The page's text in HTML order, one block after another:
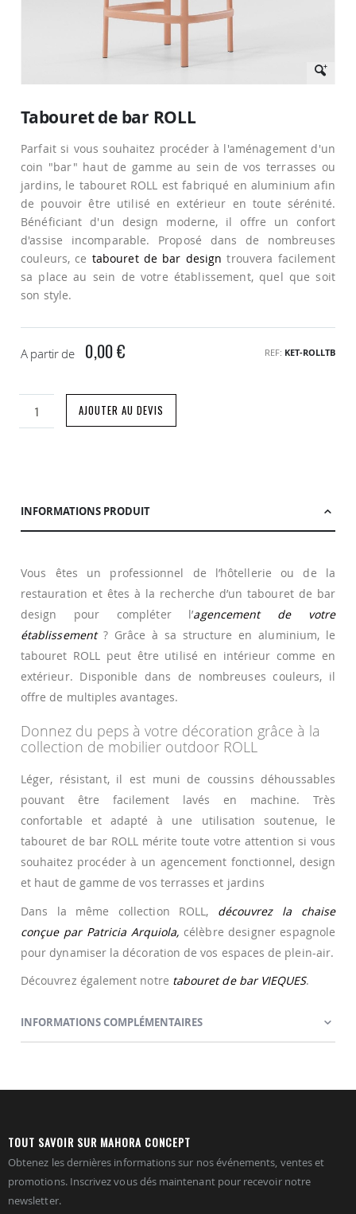
début
la
Galerie
Tabouret de bar ROLL
Parfait si vous souhaitez procéder à l'aménagement d'un
coin "bar" haut de gamme au sein de vos terrasses ou
jardins, le tabouret ROLL est fabriqué en aluminium afin
de pouvoir être utilisé en extérieur en toute sérénité.
Bénéficiant d'un design moderne, il offre un confort
d'assise incomparable. Proposé dans de nombreuses
couleurs, ce tabouret de bar design trouvera facilement
sa place au sein de votre établissement, quel que soit
son style.
A partir de 0,00 € REF KET-ROLLTB
AJOUTER AU DEVIS
INFORMATIONS PRODUIT
Vous êtes un professionnel de l’hôtellerie ou de la
restauration et êtes à la recherche d’un tabouret de bar
design pour compléter l’agencement de votre
établissement? Grâce à sa structure en aluminium, le
tabouret ROLL peut être utilisé en intérieur comme en
extérieur. Disponible dans de nombreuses couleurs, il
offre de multiples avantages.
Donnez du peps à votre décoration grâce à la
collection de mobilier outdoor ROLL
Léger, résistant, il est muni de coussins déhoussables
pouvant être facilement lavés en machine. Très
confortable et adapté à une utilisation soutenue, le
tabouret de bar ROLL mérite toute votre attention si vous
souhaitez procéder à un agencement fonctionnel, design
et haut de gamme de vos terrasses et jardins
Dans la même collection ROLL, découvrez la chaise
conçue par Patricia Arquiola, célèbre designer espagnole
pour dynamiser la décoration de vos espaces de plein-air.
Découvrez également notre tabouret de bar VIEQUES.
INFORMATIONS COMPLÉMENTAIRES
TOUT SAVOIR SUR MAHORA CONCEPT
Obtenez les dernières informations sur nos événements, ventes et
promotions. Inscrivez vous dés maintenant pour recevoir notre
newsletter.